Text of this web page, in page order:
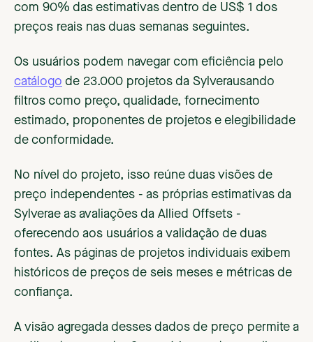
com 90% das estimativas dentro de US$ 1 dos
preços reais nas duas semanas seguintes.
Os usuários podem navegar com eficiência pelo
catálogo de 23.000 projetos da Sylverausando
filtros como preço, qualidade, fornecimento
estimado, proponentes de projetos e elegibilidade
de conformidade.
No nível do projeto, isso reúne duas visões de
preço independentes - as próprias estimativas da
Sylverae as avaliações da Allied Offsets -
oferecendo aos usuários a validação de duas
fontes. As páginas de projetos individuais exibem
históricos de preços de seis meses e métricas de
confiança.
A visão agregada desses dados de preço permite a